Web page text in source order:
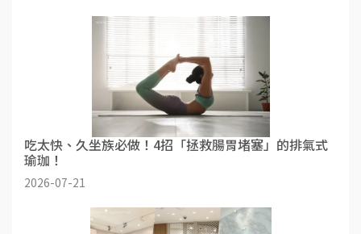
吃太快、久坐族必做！4招「拯救腸胃堵塞」的排氣式
瑜珈！
2026-07-21